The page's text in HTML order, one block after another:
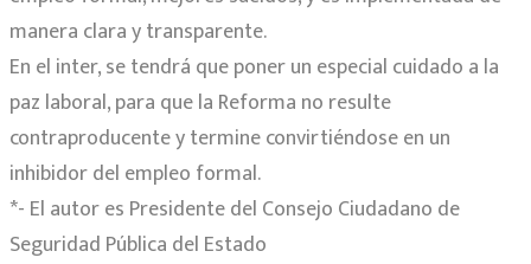
manera clara y transparente.
En el inter, se tendrá que poner un especial cuidado a la
paz laboral, para que la Reforma no resulte
contraproducente y termine convirtiéndose en un
inhibidor del empleo formal.
*- El autor es Presidente del Consejo Ciudadano de
Seguridad Pública del Estado